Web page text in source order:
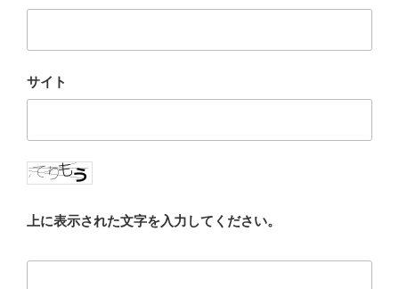
サイト
上に表示された文字を入力してください。